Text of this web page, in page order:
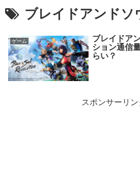
ブレイドアンドソ
ゲーム
ブレイドア
ション通信
らい？
スポンサーリン